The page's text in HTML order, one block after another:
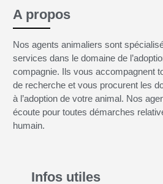
A propos
Nos agents animaliers sont
services dans le domaine de
compagnie. Ils vous accompagnent
de recherche et vous procurent les
à l’adoption de votre animal. Nos
écoute pour toutes démarches
humain.
Infos utiles